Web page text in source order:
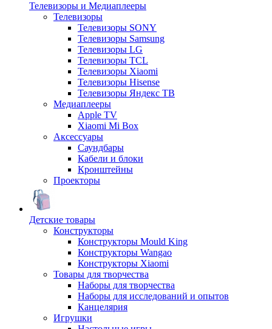
Телевизоры и Медиаплееры
Телевизоры
Телевизоры SONY
Телевизоры Samsung
Телевизоры LG
Телевизоры TCL
Телевизоры Xiaomi
Телевизоры Hisense
Телевизоры Яндекс ТВ
Медиаплееры
Apple TV
Xiaomi Mi Box
Аксессуары
Саундбары
Кабели и блоки
Кронштейны
Проекторы
Детские товары
Конструкторы
Конструкторы Mould King
Конструкторы Wangao
Конструкторы Xiaomi
Товары для творчества
Наборы для творчества
Наборы для исследований и опытов
Канцелярия
Игрушки